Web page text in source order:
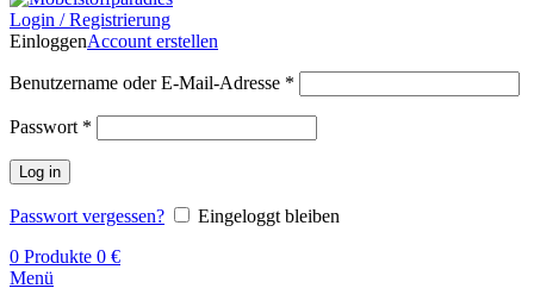
Login / Registrierung
EinloggenAccount erstellen
Benutzername oder E-Mail-Adresse *
Passwort *
Log in
Passwort vergessen?
Eingeloggt bleiben
0 Produkte 0 €
Menü